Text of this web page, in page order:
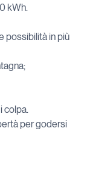
kWh.
possibilità in più
colpa.
per godersi